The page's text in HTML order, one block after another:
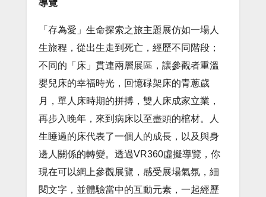
導覽
「存為愛」生命探索之旅主題展仿如一場人
生旅程，從出生走到死亡，經歷不同階段；
不同的「床」貫連兩層展區，讓參觀者重溫
嬰兒床的幸福時光，回憶碌架床的青蔥歲
月，單人床時期的拼搏，雙人床成家立業，
再步入晚年，來到病床以至盡頭的棺材。人
生睡過的床代表了一個人的成長，以及與身
邊人關係的轉變。透過VR360虛擬導覽，你
現在可以網上參觀展覽，感受展場氣氛，細
閱文字，並體驗當中的互動元素，一起經歷